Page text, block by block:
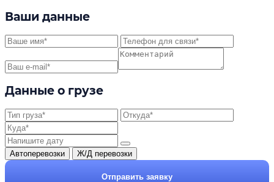
Ваши данные
Данные о грузе
Автоперевозки Ж/Д перевозки
Отправить заявку